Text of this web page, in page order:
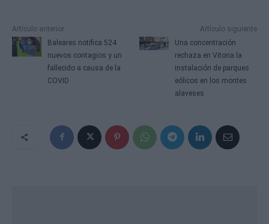
Artículo anterior
Baleares notifica 524
nuevos contagios y un
fallecido a causa de la
COVID
Artículo siguiente
Una concentración
rechaza en Vitoria la
instalación de parques
eólicos en los montes
alaveses